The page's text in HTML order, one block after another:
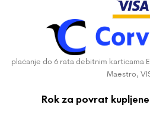
plaćanje do 6 rata debitnim karticama
Maestro,
Rok za povrat